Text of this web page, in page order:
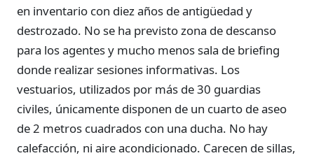
en inventario con diez años de antigüedad y
destrozado. No se ha previsto zona de descanso
para los agentes y mucho menos sala de briefing
donde realizar sesiones informativas. Los
vestuarios, utilizados por más de 30 guardias
civiles, únicamente disponen de un cuarto de aseo
de 2 metros cuadrados con una ducha. No hay
calefacción, ni aire acondicionado. Carecen de sillas,